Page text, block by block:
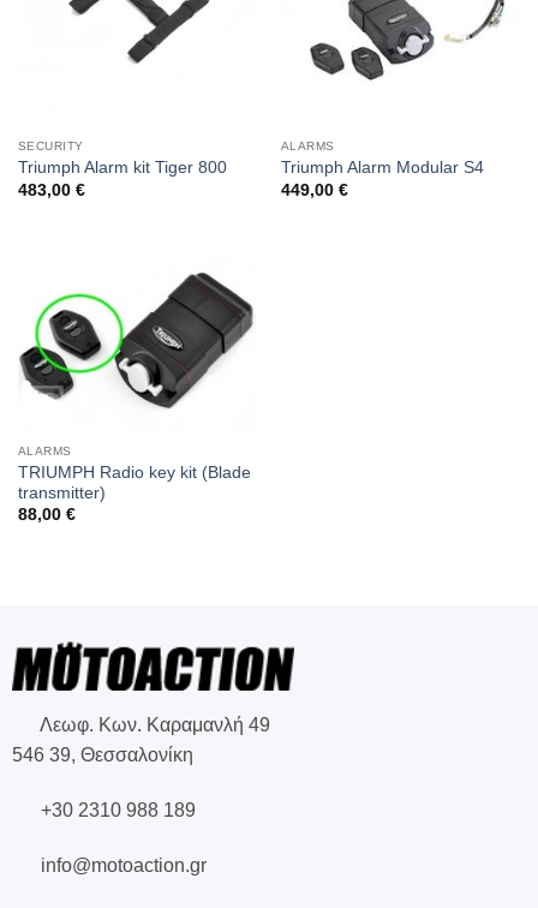
SECURITY
Triumph Alarm kit Tiger 800
483,00 €
ALARMS
Triumph Alarm Modular S4
449,00 €
ALARMS
TRIUMPH Radio key kit (Blade
transmitter)
88,00 €
Λεωφ. Κων. Καραμανλή 49
546 39, Θεσσαλονίκη
+30 2310 988 189
info@motoaction.gr